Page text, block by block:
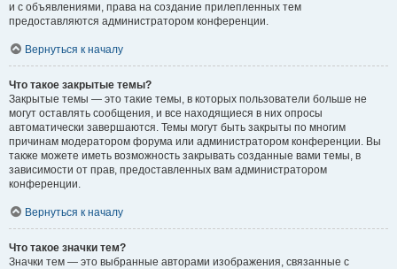
и с объявлениями, права на создание прилепленных тем
предоставляются администратором конференции.
Вернуться к началу
Что такое закрытые темы?
Закрытые темы — это такие темы, в которых пользователи больше не
могут оставлять сообщения, и все находящиеся в них опросы
автоматически завершаются. Темы могут быть закрыты по многим
причинам модератором форума или администратором конференции. Вы
также можете иметь возможность закрывать созданные вами темы, в
зависимости от прав, предоставленных вам администратором
конференции.
Вернуться к началу
Что такое значки тем?
Значки тем — это выбранные авторами изображения, связанные с